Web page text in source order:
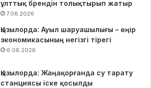
ұлттық брендін толықтырып жатыр
7.08.2026
Қызылорда: Ауыл шаруашылығы – өңір
экономикасының негізгі тірегі
6.08.2026
Қызылорда: Жаңақорғанда су тарату
станциясы іске қосылды